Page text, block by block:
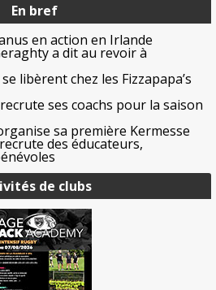
En bref
en action en Irlande
a dit au revoir à
libèrent chez les Fizzapapa’s
ses coachs pour la saison
sa première Kermesse
des éducateurs,
de clubs